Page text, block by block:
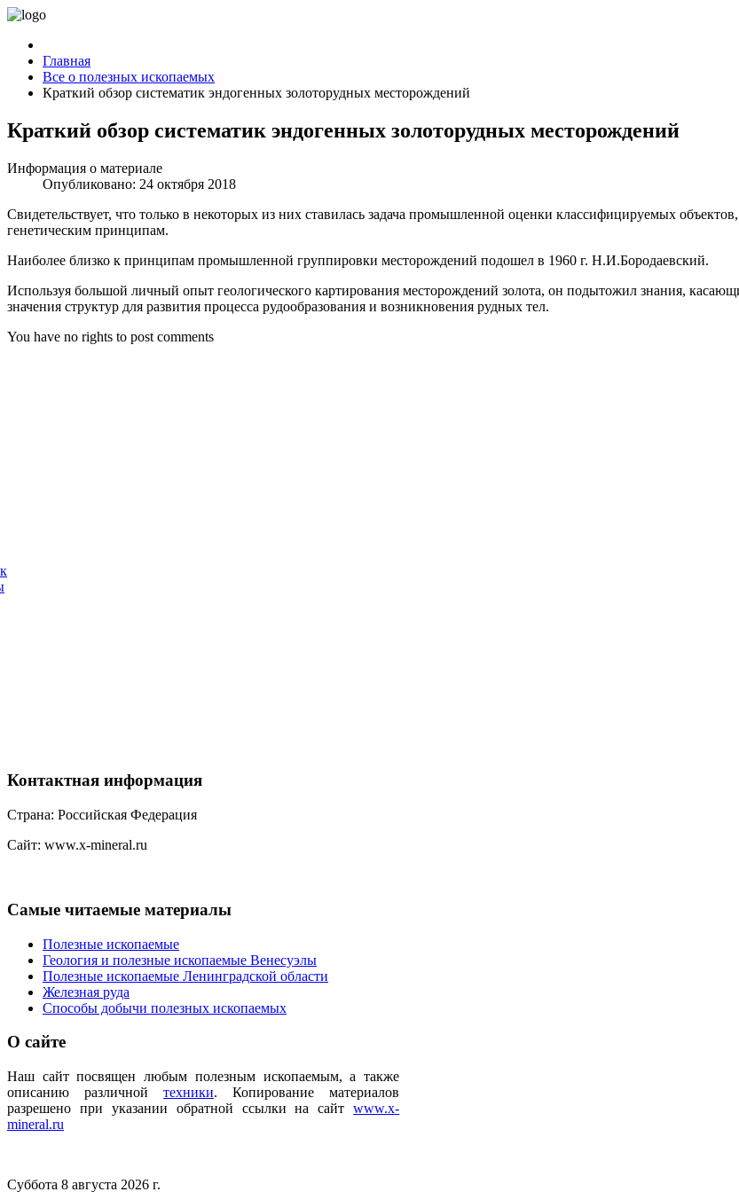
Главная
Все о полезных ископаемых
Краткий обзор систематик эндогенных золоторудных месторождений
Краткий обзор систематик эндогенных золоторудных месторождений
Информация о материале
Опубликовано: 24 октября 2018
Свидетельствует, что только в некоторых из них ставилась задача промышленной оценки классифицируемых
генетическим принципам.
Наиболее близко к принципам промышленной группировки месторождений подошел в 1960 г. Н.И.Бородаевский.
Используя большой личный опыт геологического картирования месторождений золота, он подытожил знания,
значения структур для развития процесса рудообразования и возникновения рудных тел.
You have no rights to post comments
Контактная информация
Страна: Российская Федерация
Сайт: www.x-mineral.ru
Самые читаемые материалы
Полезные ископаемые
Геология и полезные ископаемые Венесуэлы
Полезные ископаемые Ленинградской области
Железная руда
Способы добычи полезных ископаемых
О сайте
Наш сайт посвящен любым полезным ископаемым, а также
описанию различнойтехники.Копирование материалов
разрешено при указании обратной ссылки на сайтwww.x-
mineral.ru
Суббота 8 августа 2026 г.